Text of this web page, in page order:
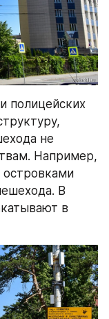
полицейских
не
Например,
В
в